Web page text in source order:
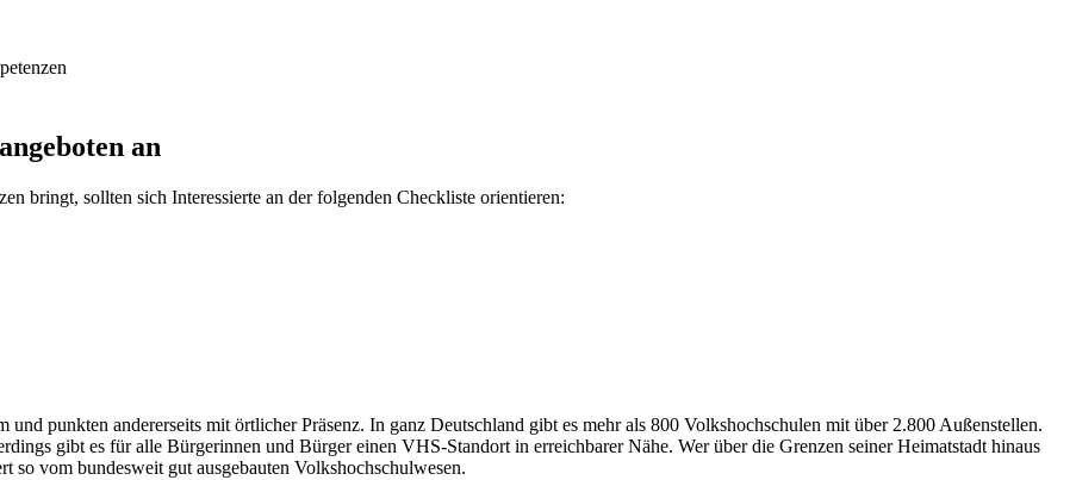
an
bringt, sollten sich Interessierte an der folgenden Checkliste orientieren:
punkten andererseits mit örtlicher Präsenz. In ganz Deutschland gibt es mehr als 800 Volkshochschulen mit über 2.800 Außenstellen.
gibt es für alle Bürgerinnen und Bürger einen VHS-Standort in erreichbarer Nähe. Wer über die Grenzen seiner Heimatstadt hinaus
so vom bundesweit gut ausgebauten Volkshochschulwesen.